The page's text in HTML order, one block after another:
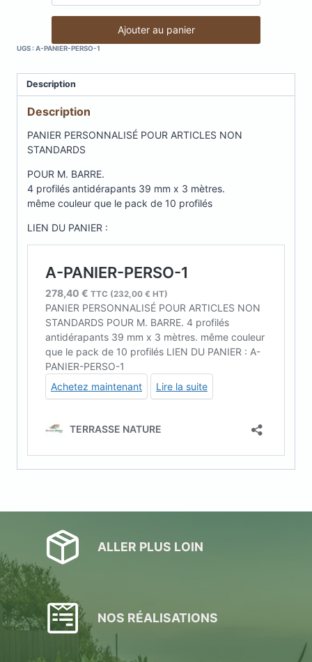
A-
PANIER-
1
Ajouter au panier
UGS :A-PANIER-PERSO-1
Description
Description
PANIER PERSONNALISÉ POUR ARTICLES NON
STANDARDS
POUR M. BARRE.
4 profilés antidérapants 39 mm x 3 mètres.
même couleur que le pack de 10 profilés
LIEN DU PANIER :
ALLER PLUS LOIN
NOS RÉALISATIONS